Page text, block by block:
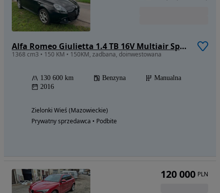
Alfa Romeo Giulietta 1.4 TB 16V Multiair Sprint
1368 cm3 • 150 KM • 150KM, zadbana, doinwestowana
130 600 km Benzyna
Manualna
2016
Zielonki Wieś (Mazowieckie)
Prywatny sprzedawca • Podbite
120 000 PLN